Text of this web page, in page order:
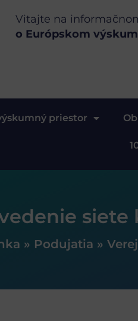
Vitajte na
o Európskom
priestor
» Podujatia »